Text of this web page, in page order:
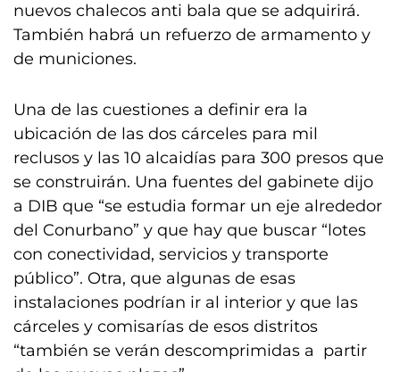
nuevos chalecos anti bala que se adquirirá.
También habrá un refuerzo de armamento y
de municiones.
Una de las cuestiones a definir era la
ubicación de las dos cárceles para mil
reclusos y las 10 alcaidías para 300 presos que
se construirán. Una fuentes del gabinete dijo
a DIB que “se estudia formar un eje alrededor
del Conurbano” y que hay que buscar “lotes
con conectividad, servicios y transporte
público”. Otra, que algunas de esas
instalaciones podrían ir al interior y que las
cárceles y comisarías de esos distritos
“también se verán descomprimidas a partir